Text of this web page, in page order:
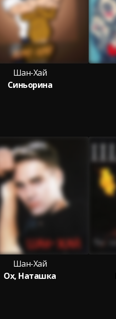
Шан-Хай
Синьорина
Шан-Хай
Ох, Наташка